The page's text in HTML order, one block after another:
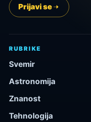
Prijavi se
RUBRIKE
Svemir
Astronomija
Znanost
Tehnologija